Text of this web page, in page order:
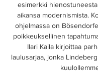
esimerkki
aikansa modernismista.
ohjelmassa on
poikkeuksellinen
Ilari Kaila kirjoittaa
laulusarjaa, jonka